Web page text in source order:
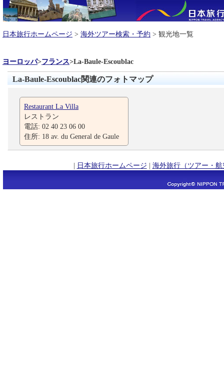
日本旅行ホームページ > 海外ツアー検索・予約 > 観光地一覧
ヨーロッパ>フランス>La-Baule-Escoublac
La-Baule-Escoublac関連のフォトマップ
Restaurant La Villa
レストラン
電話: 02 40 23 06 00
住所: 18 av. du General de Gaule
| 日本旅行ホームページ | 海外旅行（ツアー・航